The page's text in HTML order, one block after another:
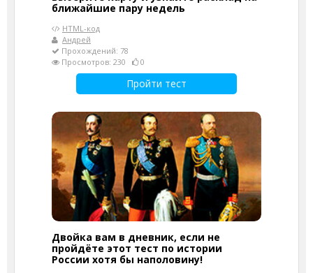
ближайшие пару недель
HTML-код
Андрей
Прохождений: 78
Просмотров: 230
0
Пройти тест
Двойка вам в дневник, если не
пройдёте этот тест по истории
России хотя бы наполовину!